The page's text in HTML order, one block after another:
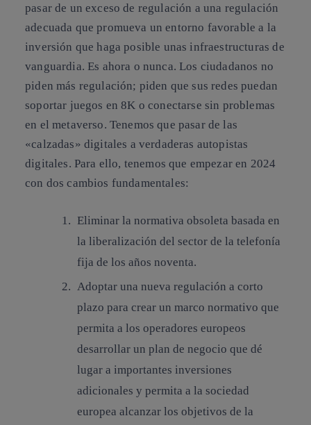
pasar de un exceso de regulación a una regulación
adecuada que promueva un entorno favorable a la
inversión que haga posible unas infraestructuras de
vanguardia. Es ahora o nunca. Los ciudadanos no
piden más regulación; piden que sus redes puedan
soportar juegos en 8K o conectarse sin problemas
en el metaverso. Tenemos que pasar de las
«calzadas» digitales a verdaderas autopistas
digitales. Para ello, tenemos que empezar en 2024
con dos cambios fundamentales:
Eliminar la normativa obsoleta basada en
la liberalización del sector de la telefonía
fija de los años noventa.
Adoptar una nueva regulación a corto
plazo para crear un marco normativo que
permita a los operadores europeos
desarrollar un plan de negocio que dé
lugar a importantes inversiones
adicionales y permita a la sociedad
europea alcanzar los objetivos de la